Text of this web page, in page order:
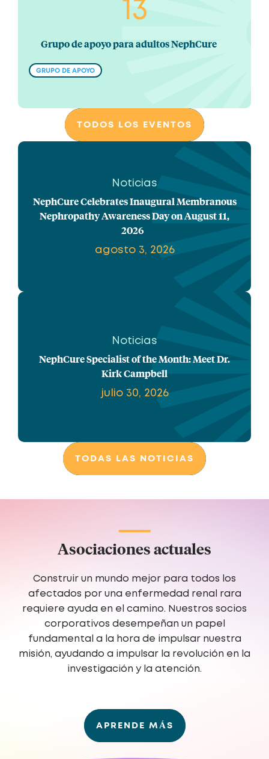
Grupo de apoyo para adultos NephCure
GRUPO DE APOYO
13
TODOS LOS EVENTOS
Noticias
NephCure Celebrates Inaugural Membranous
Nephropathy Awareness Day on August 11,
2026
agosto 3, 2026
Noticias
NephCure Specialist of the Month: Meet Dr.
Kirk Campbell
julio 30, 2026
TODAS LAS NOTICIAS
Asociaciones actuales
Construir un mundo mejor para todos los
afectados por una enfermedad renal rara
requiere ayuda en el camino. Nuestros socios
corporativos desempeñan un papel
fundamental a la hora de impulsar nuestra
misión, ayudando a impulsar la revolución en la
investigación y la atención.
APRENDE MÁS